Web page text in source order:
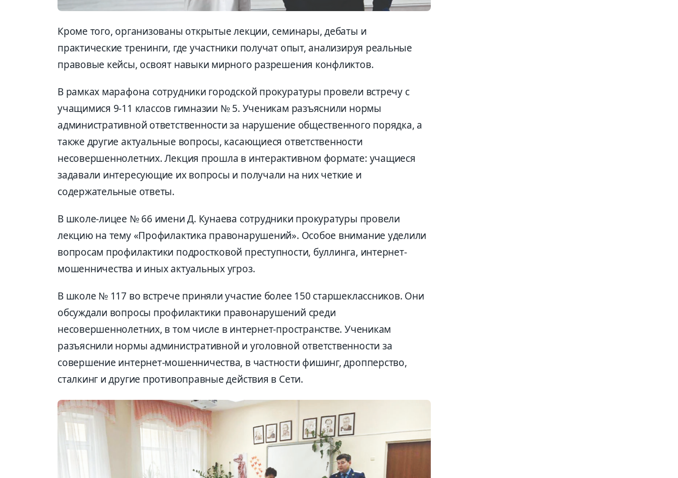
Кроме того, организованы открытые лекции, семинары, дебаты и
практические тренинги, где участники получат опыт, анализируя реальные
правовые кейсы, освоят навыки мирного разрешения конфликтов.
В рамках марафона сотрудники городской прокуратуры провели встречу с
учащимися 9-11 классов гимназии № 5. Ученикам разъяснили нормы
административной ответственности за нарушение общественного порядка, а
также другие актуальные вопросы, касающиеся ответственности
несовершеннолетних. Лекция прошла в интерактивном формате: учащиеся
задавали интересующие их вопросы и получали на них четкие и
содержательные ответы.
В школе-лицее № 66 имени Д. Кунаева сотрудники прокуратуры провели
лекцию на тему «Профилактика правонарушений». Особое внимание уделили
вопросам профилактики подростковой преступности, буллинга, интернет-
мошенничества и иных актуальных угроз.
В школе № 117 во встрече приняли участие более 150 старшеклассников. Они
обсуждали вопросы профилактики правонарушений среди
несовершеннолетних, в том числе в интернет-пространстве. Ученикам
разъяснили нормы административной и уголовной ответственности за
совершение интернет-мошенничества, в частности фишинг, дропперство,
сталкинг и другие противоправные действия в Сети.